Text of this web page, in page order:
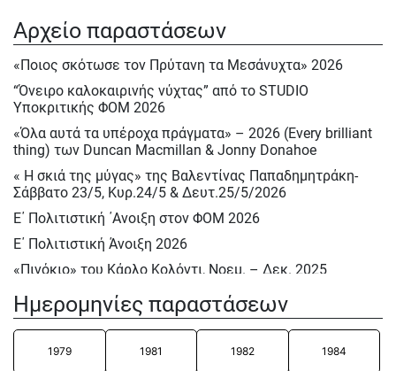
Σάββατο 23/5, Κυρ.24/5 & Δευτ.25/5/2026
Ε΄ Πολιτιστική ΄Ανοιξη στον ΦΟΜ 2026
Ε΄ Πολιτιστική Άνοιξη 2026
Ηρακλής Πασχαλίδης, Σάββατο 9 Μαίου 2026
Αφιέρωμα στον Νίκο Περέλη 15/12/2025
«Πινόκιο» του Κάρλο Κολόντι, Νοεμ. – Δεκ. 2025
Ρεσιτάλ : «Αειθαλείς άριες» με την Δραματική σοπράνο
Ιωάννα Καρβελά και την πιανίστα Νίκη Κεραμέκη, Οκτ.
2025
STUDIO Υποκριτικής Ενηλίκων 2025 – 2026
ΕΦΗΒΙΚΟ ΘΕΑΤΡΟ στον ΦΟΜ 2025 – 2026
“Λυσιστράτη ” Αριστοφάνη, (διασκευή) , Παιδικό Τμήμα
του ΦΟΜ – 2025
τμήμα του ΦΟΜ, του Simon Stevens 2025
Αρχείο παραστάσεων
«Ποιος σκότωσε τον Πρύτανη τα Μεσάνυχτα» 2026
“Όνειρο καλοκαιρινής νύχτας” από το STUDIO
Υποκριτικής ΦΟΜ 2026
«Όλα αυτά τα υπέροχα πράγματα» – 2026 (Every brilliant
thing) των Duncan Macmillan & Jonny Donahoe
« Η σκιά της μύγας» της Βαλεντίνας Παπαδημητράκη-
Σάββατο 23/5, Κυρ.24/5 & Δευτ.25/5/2026
Ε΄ Πολιτιστική ΄Ανοιξη στον ΦΟΜ 2026
Ε΄ Πολιτιστική Άνοιξη 2026
«Πινόκιο» του Κάρλο Κολόντι, Νοεμ. – Δεκ. 2025
“Λυσιστράτη ” Αριστοφάνη, (διασκευή) , Παιδικό Τμήμα
του ΦΟΜ – 2025
“Ποιος σκότωσε τον σκύλο τα μεσάνυχτα”, Εφηβικό
τμήμα του ΦΟΜ, του Simon Stevens 2025
Ημερομηνίες παραστάσεων
1979 1981 1982 1984